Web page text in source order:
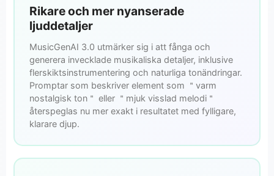
Rikare och mer nyanserade
ljuddetaljer
MusicGenAI 3.0 utmärker sig i att fånga och
generera invecklade musikaliska detaljer, inklusive
flerskiktsinstrumentering och naturliga tonändringar.
Promptar som beskriver element som ＂varm
nostalgisk ton＂ eller ＂mjuk visslad melodi＂
återspeglas nu mer exakt i resultatet med fylligare,
klarare djup.